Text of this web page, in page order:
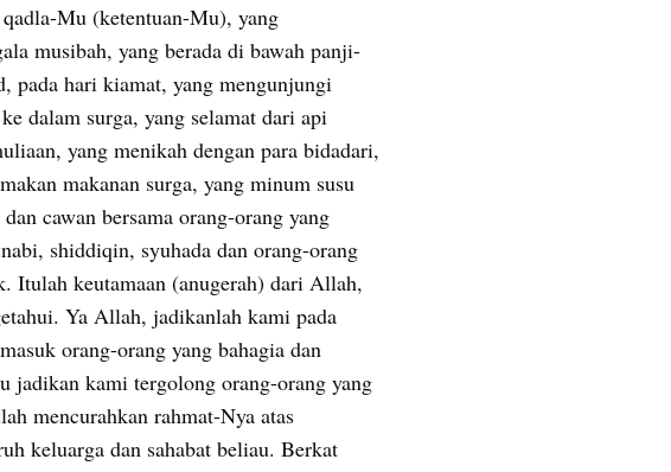
Mu (ketentuan-Mu), yang
musibah, yang berada di bawah panji-
pada hari kiamat, yang mengunjungi
dalam surga, yang selamat dari api
yang menikah dengan para bidadari,
makanan surga, yang minum susu
cawan bersama orang-orang yang
shiddiqin, syuhada dan orang-orang
Itulah keutamaan (anugerah) dari Allah,
Ya Allah, jadikanlah kami pada
orang-orang yang bahagia dan
jadikan kami tergolong orang-orang yang
mencurahkan rahmat-Nya atas
keluarga dan sahabat beliau. Berkat